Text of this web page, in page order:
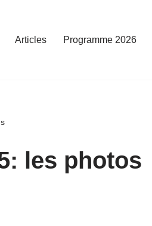
Articles Programme 2026
les photos